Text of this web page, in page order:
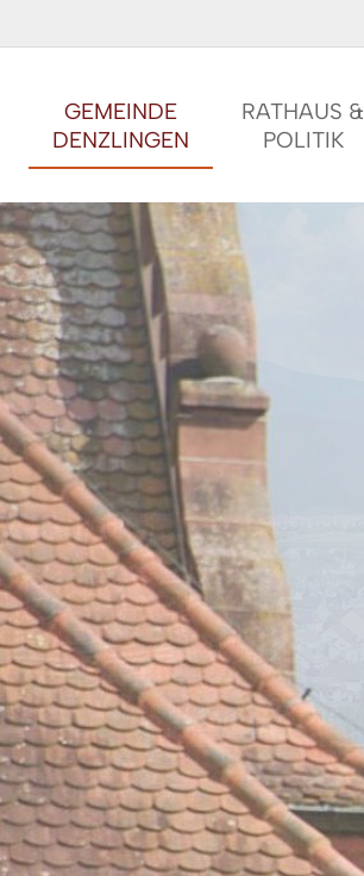
GEMEINDE
DENZLINGEN
RATHAUS &
POLITIK